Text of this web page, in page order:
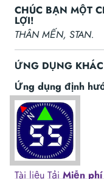
CHÚC BẠN MỘT
LỢI!
THÂN MẾN, STAN.
ỨNG DỤNG
Ứng dụng định
Tài liệu Tải Miễn phí